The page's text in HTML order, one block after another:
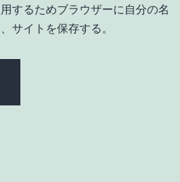
するためブラウザーに自分の名
サイトを保存する。